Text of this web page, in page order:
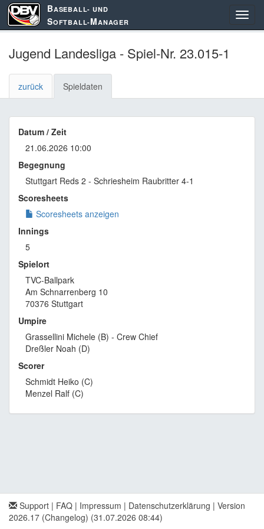
BASEBALL- UND
SOFTBALL-MANAGER
Jugend Landesliga - Spiel-Nr. 23.015-1
zurück Spieldaten
Datum / Zeit
21.06.2026 10:00
Begegnung
Stuttgart Reds 2 - Schriesheim Raubritter 4-1
Scoresheets
Scoresheets anzeigen
Innings
5
Spielort
TVC-Ballpark
Am Schnarrenberg 10
70376 Stuttgart
Umpire
Grassellini Michele (B) - Crew Chief
Dreßler Noah (D)
Scorer
Schmidt Heiko (C)
Menzel Ralf (C)
Support | FAQ | Impressum | Datenschutzerklärung | Version
2026.17 (Changelog) (31.07.2026 08:44)